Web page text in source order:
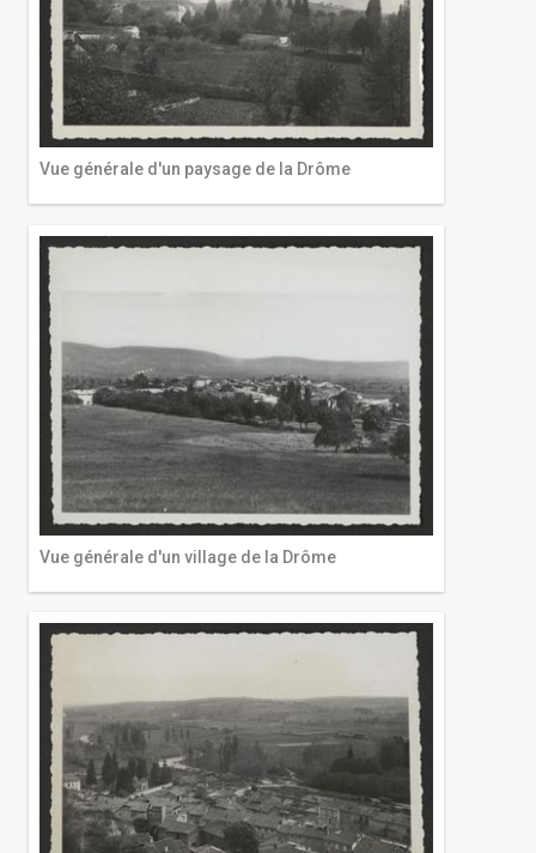
Vue générale d'un paysage de la Drôme
Vue générale d'un village de la Drôme